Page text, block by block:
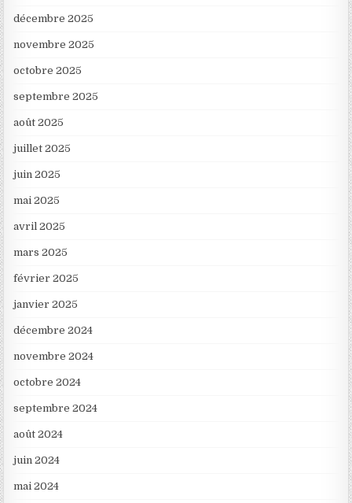
décembre 2025
novembre 2025
octobre 2025
septembre 2025
août 2025
juillet 2025
juin 2025
mai 2025
avril 2025
mars 2025
février 2025
janvier 2025
décembre 2024
novembre 2024
octobre 2024
septembre 2024
août 2024
juin 2024
mai 2024